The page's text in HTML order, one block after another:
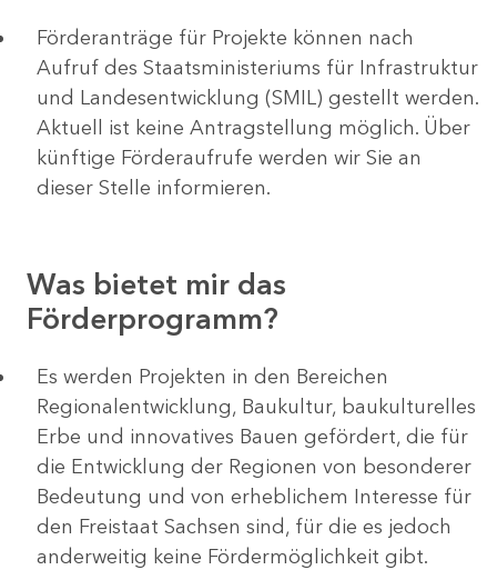
Förderanträge für Projekte können nach
Aufruf des Staatsministeriums für Infrastruktur
und Landesentwicklung (SMIL) gestellt werden.
Aktuell ist keine Antragstellung möglich. Über
künftige Förderaufrufe werden wir Sie an
dieser Stelle informieren.
Was bietet mir das
Förderprogramm?
Es werden Projekten in den Bereichen
Regionalentwicklung, Baukultur, baukulturelles
Erbe und innovatives Bauen gefördert, die für
die Entwicklung der Regionen von besonderer
Bedeutung und von erheblichem Interesse für
den Freistaat Sachsen sind, für die es jedoch
anderweitig keine Fördermöglichkeit gibt.